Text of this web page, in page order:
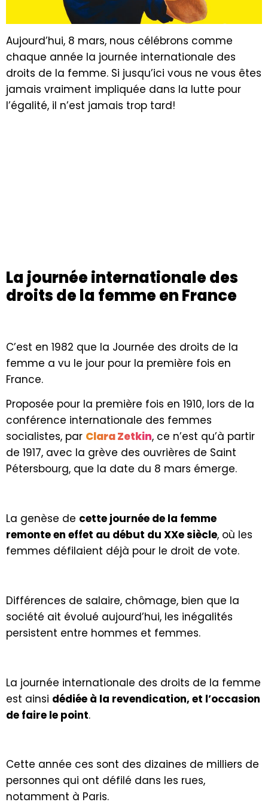
Aujourd’hui, 8 mars, nous célébrons comme
chaque année la journée internationale des
droits de la femme. Si jusqu’ici vous ne vous êtes
jamais vraiment impliquée dans la lutte pour
l’égalité, il n’est jamais trop tard!
La journée internationale des
droits de la femme en France
C’est en 1982 que la Journée des droits de la
femme a vu le jour pour la première fois en
France.
Proposée pour la première fois en 1910, lors de la
conférence internationale des femmes
socialistes, par Clara Zetkin, ce n’est qu’à partir
de 1917, avec la grève des ouvrières de Saint
Pétersbourg, que la date du 8 mars émerge.
La genèse de cette journée de la femme
remonte en effet au début du XXe siècle, où les
femmes défilaient déjà pour le droit de vote.
Différences de salaire, chômage, bien que la
société ait évolué aujourd’hui, les inégalités
persistent entre hommes et femmes.
La journée internationale des droits de la femme
est ainsi dédiée à la revendication, et l’occasion
de faire le point.
Cette année ces sont des dizaines de milliers de
personnes qui ont défilé dans les rues,
notamment à Paris.